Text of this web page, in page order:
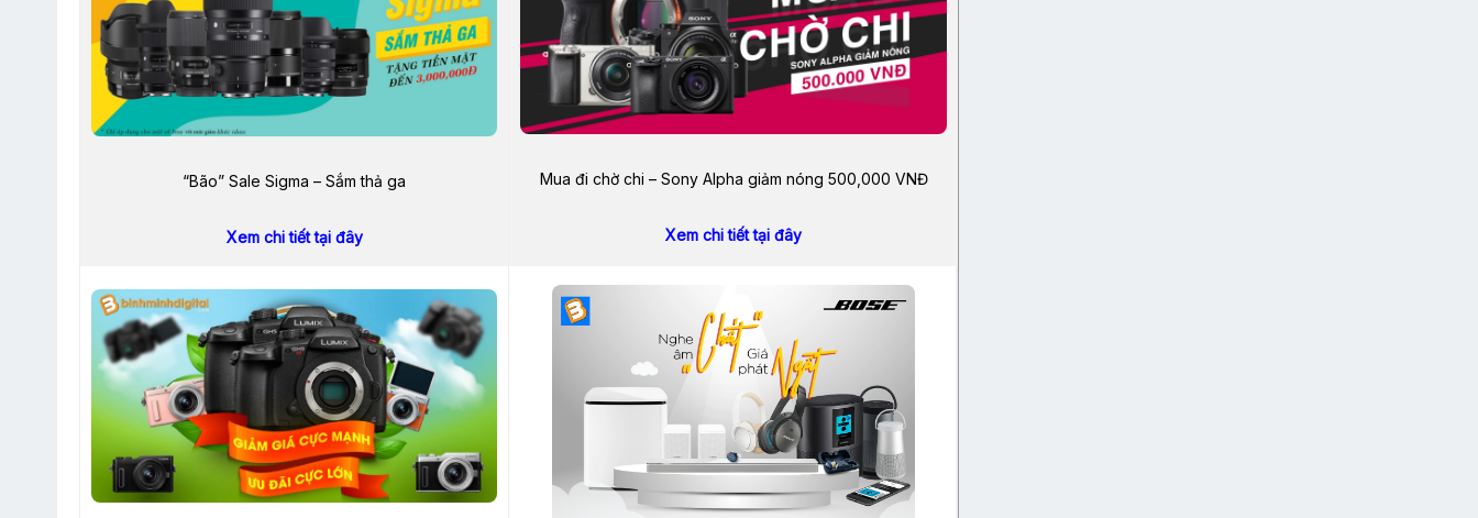
“Bão” Sale Sigma – Sắm thả ga
Xem chi tiết tại đây
Mua đi chờ chi – Sony Alpha giảm nóng 500,000 VNĐ
Xem chi tiết tại đây